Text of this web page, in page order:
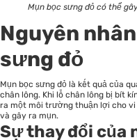
Mụn bọc sưng đỏ có thể
Nguyên
sưng đỏ
Mụn bọc sưng đỏ là kết quả của
chân lông. Khi lỗ chân lông bị bít
ra một môi trường thuận lợi cho
và gây ra mụn.
Sự thay đổi của